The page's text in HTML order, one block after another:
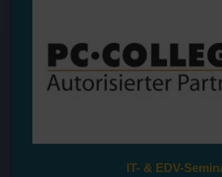
IT- & EDV-